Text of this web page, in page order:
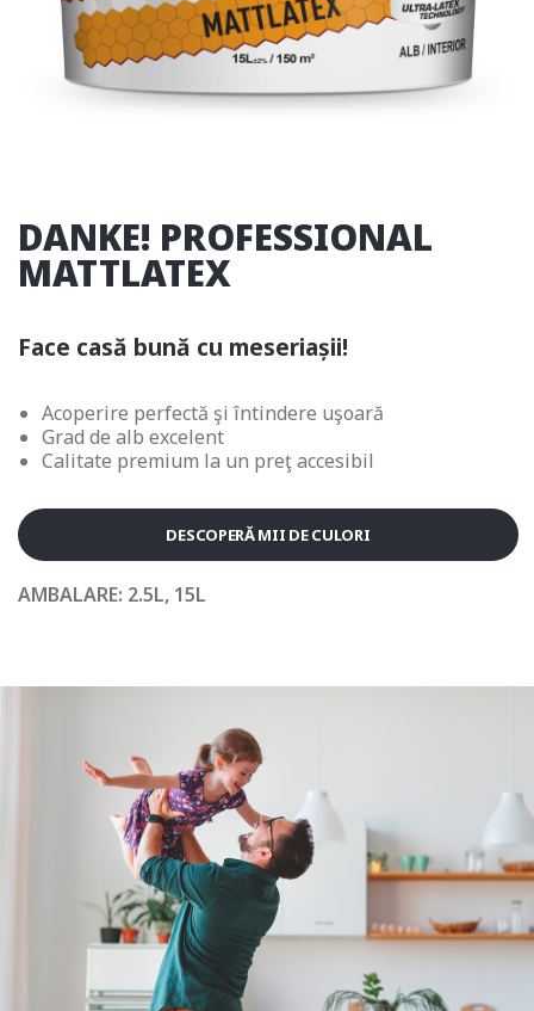
DANKE
DANKE! PROFESSIONAL
MATTLATEX
Face casă bună cu meseriașii!
Acoperire perfectă şi întindere uşoară
Grad de alb excelent
Calitate premium la un preţ accesibil
DESCOPERĂ MII DE CULORI
AMBALARE: 2.5L, 15L